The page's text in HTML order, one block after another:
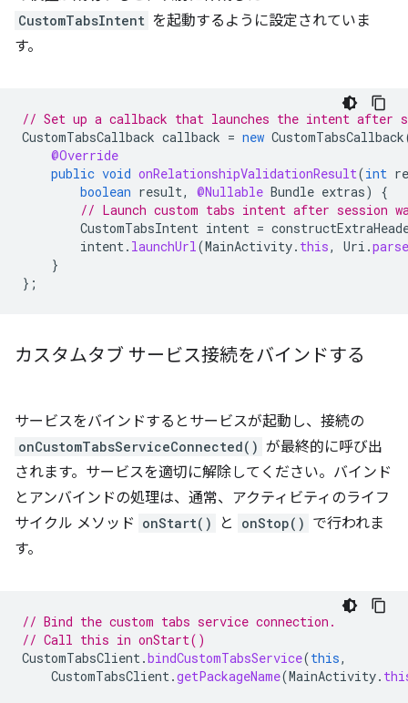
CustomTabsIntent を起動するように設定されていま
す。
// Set up a callback that launches the intent after
CustomTabsCallback callback = new CustomTabsCallback
@Override
public void onRelationshipValidationResult(int
boolean result, @Nullable Bundle extras)
{
// Launch custom tabs intent after session
CustomTabsIntent intent =
intent. launchUrl(MainActivity. this, Uri .parse
}
};
カスタムタブ サービス接続をバインドする
サービスをバインドするとサービスが起動し、接続の
onCustomTabsServiceConnected() が最終的に呼び出
されます。サービスを適切に解除してください。バインド
とアンバインドの処理は、通常、アクティビティのライフ
サイクル メソッド onStart() と onStop() で行われま
す。
// Bind the custom tabs service connection.
// Call this in onStart()
CustomTabsClient.bindCustomTabsService(this,
CustomTabsClient.getPackageName(MainActivity.